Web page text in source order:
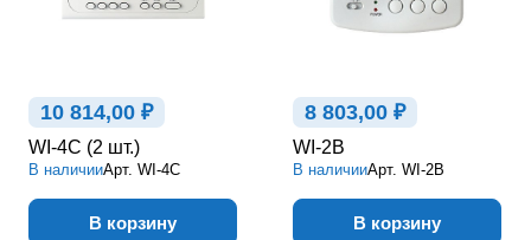
10 814,00 ₽
WI-4C (2 шт.)
В наличииАрт. WI-4C
В корзину
8 803,00 ₽
WI-2B
В наличииАрт. WI-2B
В корзину